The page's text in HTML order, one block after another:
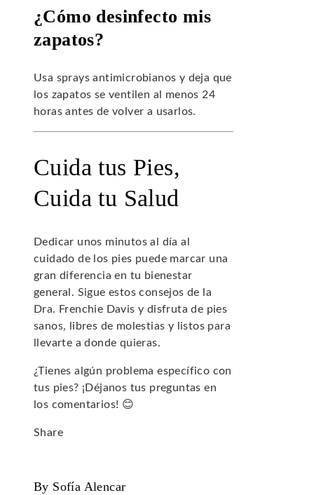
¿Cómo desinfecto mis
zapatos?
Usa sprays antimicrobianos y deja que
los zapatos se ventilen al menos 24
horas antes de volver a usarlos.
Cuida tus Pies,
Cuida tu Salud
Dedicar unos minutos al día al
cuidado de los pies puede marcar una
gran diferencia en tu bienestar
general. Sigue estos consejos de la
Dra. Frenchie Davis y disfruta de pies
sanos, libres de molestias y listos para
llevarte a donde quieras.
¿Tienes algún problema específico con
tus pies? ¡Déjanos tus preguntas en
los comentarios! 😊
Share
By Sofía Alencar